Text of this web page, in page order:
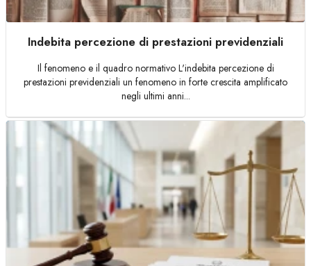
Indebita percezione di prestazioni previdenziali
Il fenomeno e il quadro normativo L'indebita percezione di
prestazioni previdenziali un fenomeno in forte crescita amplificato
negli ultimi anni...